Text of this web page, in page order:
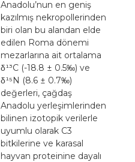
Anadolu’nun en geniş
kazılmış nekropollerinden
biri olan bu alandan elde
edilen Roma dönemi
mezarlarına ait ortalama
δ¹³C (-18.8 ± 0.5‰) ve
δ¹⁵N (8.6 ± 0.7‰)
değerleri, çağdaş
Anadolu yerleşimlerinden
bilinen izotopik verilerle
uyumlu olarak C3
bitkilerine ve karasal
hayvan proteinine dayalı